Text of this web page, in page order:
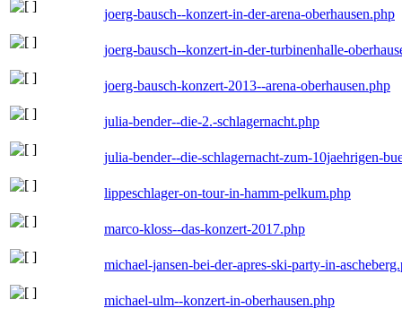
joerg-bausch--konzert-in-der-arena-oberhausen.php
joerg-bausch--konzert-in-der-turbinenhalle-
joerg-bausch-konzert-2013--arena-oberhausen.php
julia-bender--die-2.-schlagernacht.php
julia-bender--die-schlagernacht-zum-10jaehrigen-
lippeschlager-on-tour-in-hamm-pelkum.php
marco-kloss--das-konzert-2017.php
michael-jansen-bei-der-apres-ski-party-in-
michael-ulm--konzert-in-oberhausen.php